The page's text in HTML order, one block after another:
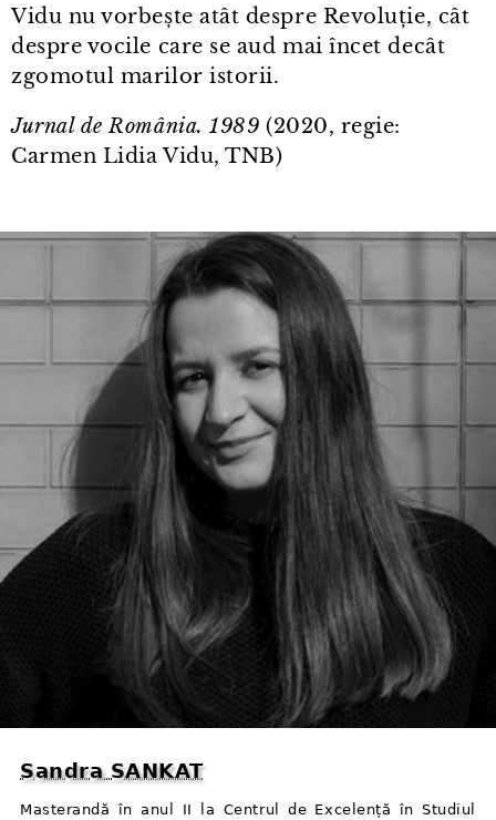
Vidu nu vorbește atât despre Revoluție, cât
despre vocile care se aud mai încet decât
zgomotul marilor istorii.
Jurnal de România. 1989 (2020, regie:
Carmen Lidia Vidu, TNB)
Sandra SANKAT
Masterandă în anul II la Centrul de Excelență în Studiul